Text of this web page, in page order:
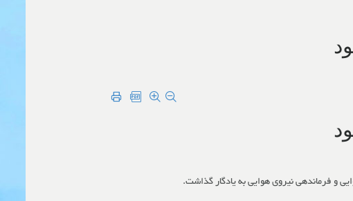
و فرماندهی نیروی هوایی به یادگار گذاشت.